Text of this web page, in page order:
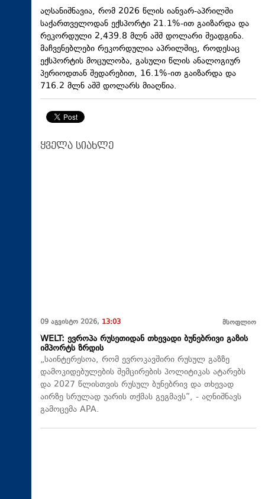
აღსანიშნავია, რომ 2026 წლის იანვარ-აპრილში
საქართველოდან ექსპორტი 21.1%-ით გაიზარდა და
რეკორდული 2,439.8 მლნ აშშ დოლარი შეადგინა.
მაჩვენებლები რეკორდულია აპრილშიც, როდესაც
ექსპორტის მოცულობა, გასული წლის ანალოგიურ
პერიოდთან შედარებით, 16.1%-ით გაიზარდა და
716.2 მლნ აშშ დოლარს მიაღწია.
ყველა სიახლე
09 აგვისტო 2026, 13:03 მსოფლიო
WELT: ევროპა რუსეთიდან თხევადი ბუნებრივი გაზის
იმპორტს ზრდის
„საინტერესოა, რომ ევროკავშირი რუსულ გაზზე
დამოკიდებულების შემცირების პოლიტიკას ატარებს
და 2027 წლისთვის რუსულ ბუნებრივ და თხევად
აირზე სრულად უარის თქმას გეგმავს“, - აღნიშნავს
გამოცემა APA.